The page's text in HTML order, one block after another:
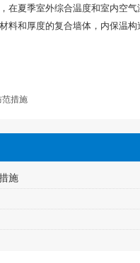
在夏季室外综合温度和室内空
料和厚度的复合墙体，内保温
范措施
施